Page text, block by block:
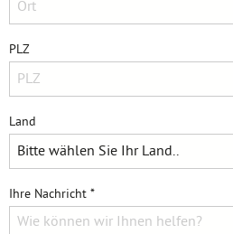
PLZ
Land
Ihre Nachricht *